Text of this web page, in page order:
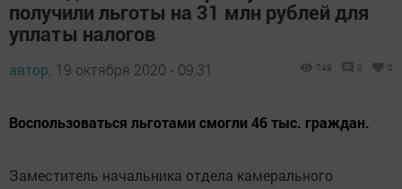
получили льготы на 31 млн рублей для
уплаты налогов
автор, 19 октября 2020 - 09:31 749 0 0
Воспользоваться льготами смогли 46 тыс. граждан.
Заместитель начальника отдела камерального